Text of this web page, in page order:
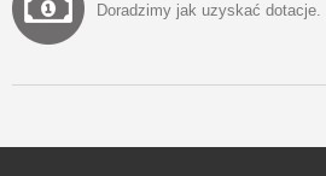
Doradzimy jak uzyskać dotacje.